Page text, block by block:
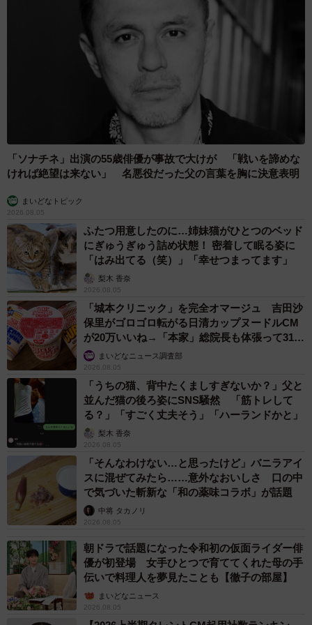
「ソナチネ」出演の55歳俳優が事故で大けが 「戦いを諦めな
ければ絶望は来ない」 名悪役だった父の言葉を胸に決意表明
まいどなトピック
2026.08.05
ふたつ用意したのに…姉妹猫がひとつのベッド
にぎゅうぎゅう詰め状態！ 密着して眠る姿に
「はみ出てる（笑）」「幸せつまってます」
梨木 香奈
2026.08.05
「城本クリニック」を完全オマージュ 吉田沙
保里がゴロゴロ転がる日清カップヌードルCM
が20万いいね→「本家」総院長も体張って31万
いいねまいどなニュース調査部
2026.08.05
「うちの猫、背中たくましすぎないか？」父と
並んだ猫の後ろ姿にSNS騒然 「筋トレして
る？」「すごく丈夫そう」「ハーランドかと」
梨木 香奈
2026.08.05
「そんなわけない…と思ったけど」バニラアイ
スに混ぜてみたら……意外なおいしさ 口の中
で気づいた斬新な「和の薬味コラボ」が話題
中将 タカノリ
2026.08.05
朝ドラで話題になった令和初の仮面ライダー俳
優が初登場 女手ひとつで育ててくれた母の手
伝いで料理人を夢見たことも【徹子の部屋】
まいどなニュース
2026.08.05